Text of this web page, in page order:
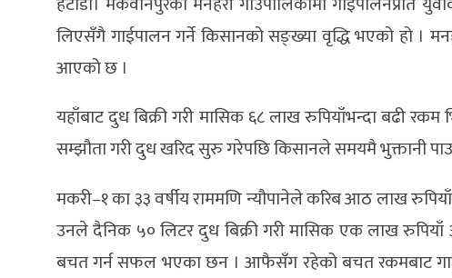
लिएसँगै गाईपालन गर्ने किसानको सङ्ख्या वृद्धि भएको हो ।
आएको छ ।
यहाँबाट दुध बिक्री गरी मासिक ६८ लाख रुपियाँभन्दा बढी
सम्झौता गरी दुध खरिद सुरु गरेपछि किसानले समयमै भुक्तानी
मकरी–१ का ३३ वर्षीय राममणि न्यौपानेले करिब आठ लाख
उनले दैनिक ५० लिटर दुध बिक्री गरी मासिक एक लाख
बचत गर्न सफल भएका छन । आफैसँग रहेको बचत रकमबाट